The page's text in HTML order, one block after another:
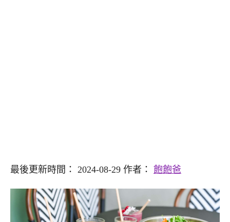
最後更新時間： 2024-08-29 作者： 飽飽爸